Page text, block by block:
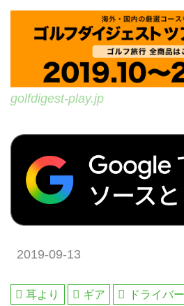
golfdigest-play.jp
2019-09-13
耳より ギア ドライバー